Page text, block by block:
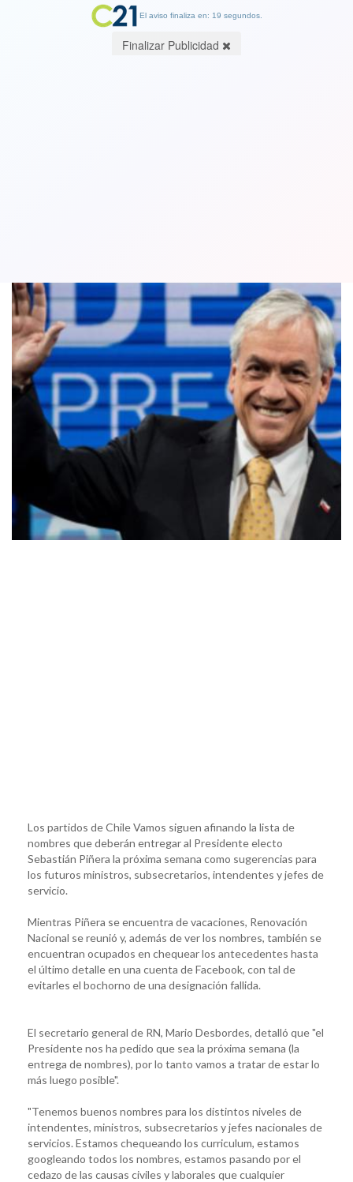
Los partidos de Chile Vamos siguen afinando la lista de
nombres que deberán entregar al Presidente electo
Sebastián Piñera la próxima semana como sugerencias para
los futuros ministros, subsecretarios, intendentes y jefes de
servicio.
Mientras Piñera se encuentra de vacaciones, Renovación
Nacional se reunió y, además de ver los nombres, también se
encuentran ocupados en chequear los antecedentes hasta
el último detalle en una cuenta de Facebook, con tal de
evitarles el bochorno de una designación fallida.
El secretario general de RN, Mario Desbordes, detalló que "el
Presidente nos ha pedido que sea la próxima semana (la
entrega de nombres), por lo tanto vamos a tratar de estar lo
más luego posible".
"Tenemos buenos nombres para los distintos niveles de
intendentes, ministros, subsecretarios y jefes nacionales de
servicios. Estamos chequeando los curriculum, estamos
googleando todos los nombres, estamos pasando por el
cedazo de las causas civiles y laborales que cualquier
El aviso finaliza en: 19 segundos.
Finalizar Publicidad